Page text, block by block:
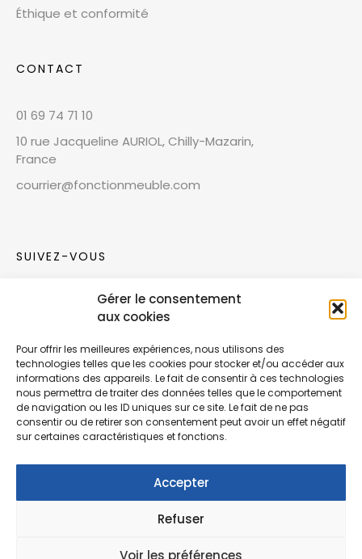
Gérer le consentement
aux cookies
Pour offrir les meilleures expériences, nous utilisons des
technologies telles que les cookies pour stocker et/ou accéder aux
informations des appareils. Le fait de consentir à ces technologies
nous permettra de traiter des données telles que le comportement
de navigation ou les ID uniques sur ce site. Le fait de ne pas
consentir ou de retirer son consentement peut avoir un effet négatif
sur certaines caractéristiques et fonctions.
Accepter
Refuser
Voir les préférences
Éthique et conformité
CONTACT
01 69 74 71 10
10 rue Jacqueline AURIOL, Chilly-Mazarin,
France
courrier@fonctionmeuble.com
SUIVEZ-VOUS
Rejoignez notre communauté sur les réseaux
Nouvelles collections, vie de l’équipe ou
inspirations : soyez informés de nos dernières
actualités.
© Copyright Fonction Meuble